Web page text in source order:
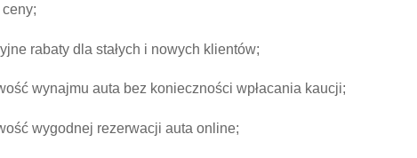
rabaty dla stałych i nowych klientów;
wynajmu auta bez konieczności wpłacania kaucji;
wygodnej rezerwacji auta online;